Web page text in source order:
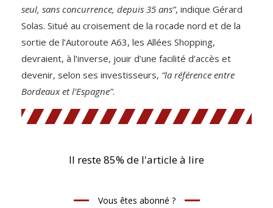
seul, sans concurrence, depuis 35 ans”, indique Gérard
Solas. Situé au croisement de la rocade nord et de la
sortie de l’Autoroute A63, les Allées Shopping,
devraient, à l’inverse, jouir d’une facilité d’accès et
devenir, selon ses investisseurs, “la référence entre
Bordeaux et l’Espagne”.
Il reste 85% de l'article à lire
Vous êtes abonné ?